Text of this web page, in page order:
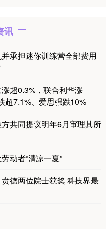
讯
承担迷你训练营全部费用
超0.3%，联合利华涨
超7.1%、爱思强跌10%
共同提议明年6月审理其所
动者“清凉一夏”
德两位院士获奖 科技界最